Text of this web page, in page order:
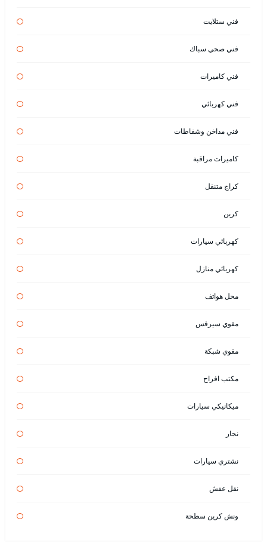
فني ستلايت
فني صحي سباك
فني كاميرات
فني كهربائي
فني مداخن وشفاطات
كاميرات مراقبة
كراج متنقل
كرين
كهربائي سيارات
كهربائي منازل
محل هواتف
مقوي سيرفس
مقوي شبكة
مكتب افراح
ميكانيكي سيارات
نجار
نشتري سيارات
نقل عفش
ونش كرين سطحة